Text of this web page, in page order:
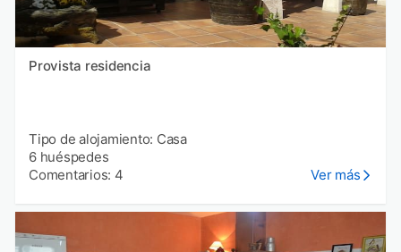
Provista residencia
Tipo de alojamiento: Casa
6 huéspedes
Comentarios: 4
Ver más